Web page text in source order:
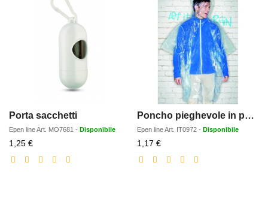
Porta sacchetti
Epen lineArt. MO7681 - Disponibile
1,25 €Prezzo
scontato
Poncho pieghevole in polybag
Epen lineArt. IT0972 - Disponibile
1,17 €Prezzo
scontato